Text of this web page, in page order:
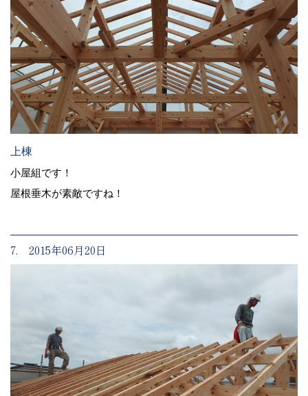
上棟
小屋組です！
屋根垂木が素敵ですね！
7. 2015年06月20日